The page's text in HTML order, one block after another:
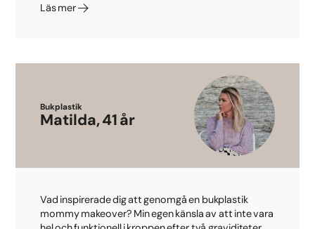
Läs mer
Bukplastik
Matilda, 41 år
Vad inspirerade dig att genomgå en bukplastik
mommy makeover? Min egen känsla av att inte vara